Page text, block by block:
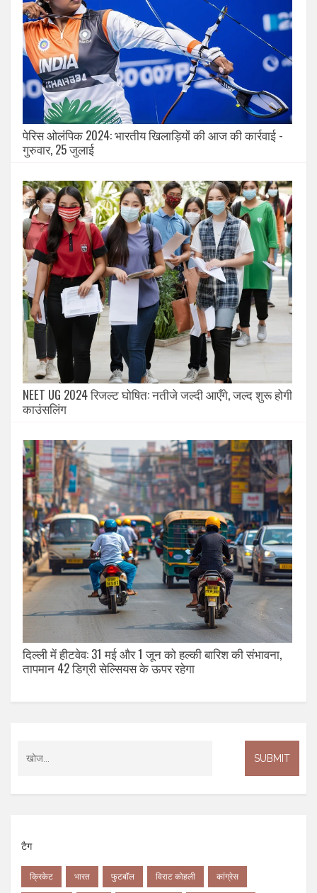
पेरिस ओलंपिक 2024: भारतीय खिलाड़ियों की आज की कार्रवाई -
गुरुवार, 25 जुलाई
NEET UG 2024 रिजल्ट घोषित: नतीजे जल्दी आएँगे, जल्द शुरू होगी
काउंसलिंग
दिल्ली में हीटवेव: 31 मई और 1 जून को हल्की बारिश की संभावना,
तापमान 42 डिग्री सेल्सियस के ऊपर रहेगा
टैग
क्रिकेट भारत फुटबॉल विराट कोहली कांग्रेस